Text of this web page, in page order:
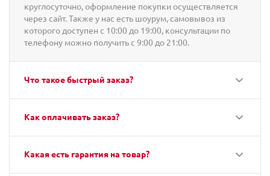
круглосуточно, оформление покупки осуществляется
через сайт. Также у нас есть шоурум, самовывоз из
которого доступен с 10:00 до 19:00, консультации по
телефону можно получить с 9:00 до 21:00.
Что такое быстрый заказ?
Как оплачивать заказ?
Какая есть гарантия на товар?